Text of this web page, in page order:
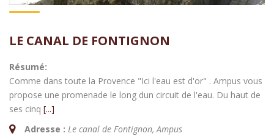
LE CANAL DE FONTIGNON
Résumé:
Comme dans toute la Provence "Ici l'eau est d'or" . Ampus vous
propose une promenade le long dun circuit de l'eau. Du haut de
ses cinq [...]
Adresse : Le canal de Fontignon,Ampus